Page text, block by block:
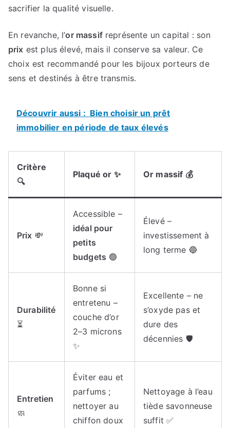
sacrifier la qualité visuelle.
En revanche, l’or massifreprésente un capital : son
prix est plus élevé, mais il conserve sa valeur. Ce
choix est recommandé pour les bijoux porteurs de
sens et destinés à être transmis.
Découvrir aussi : Bien choisir un prêt
immobilier en période de taux élevés
Critère
🔍
Plaqué or ✨ Or massif 💰
Prix 💸
Accessible –
idéal pour
petits
budgets 🟢
Élevé –
investissement à
long terme 🔵
Durabilité
⏳
Bonne si
entretenu –
couche d’or
2–3 microns
✨
Excellente – ne
s’oxyde pas et
dure des
décennies 🛡️
Entretien
🧼
Éviter eau et
parfums ;
nettoyer au
chiffon doux
Nettoyage à l’eau
tiède savonneuse
suffit ✅